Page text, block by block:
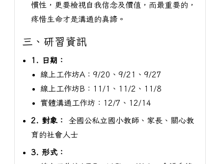
慣性，更要檢視自我信念及價值，而最重要的，
疼惜生命才是溝通的真諦。
三、研習資訊
1. 日期：
線上工作坊A：9/20、9/21、9/27
線上工作坊B：11/1、11/2、11/8
實體溝通工作坊：12/7、12/14
2. 對象：
全國公私立國小教師、家長、關心教
育的社會人士
3. 形式：